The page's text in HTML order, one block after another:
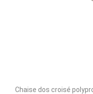
Chaise dos croisé